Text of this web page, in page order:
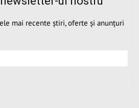
mai recente știri, oferte și anunțuri